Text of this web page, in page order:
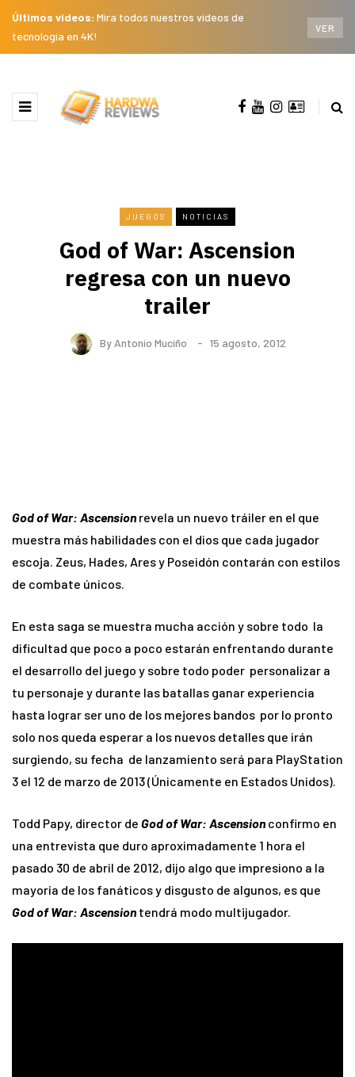
Últimos videos: Mira todos nuestros videos de
tecnología en 4K!
VER
JUEGOS NOTICIAS
God of War: Ascension
regresa con un nuevo
trailer
By Antonio Muciño 15 agosto, 2012
God of War: Ascension revela un nuevo tráiler en el que
muestra más habilidades con el dios que cada jugador
escoja. Zeus, Hades, Ares y Poseidón contarán con estilos
de combate únicos.
En esta saga se muestra mucha acción y sobre todo la
dificultad que poco a poco estarán enfrentando durante
el desarrollo del juego y sobre todo poder personalizar a
tu personaje y durante las batallas ganar experiencia
hasta lograr ser uno de los mejores bandos por lo pronto
solo nos queda esperar a los nuevos detalles que irán
surgiendo, su fecha de lanzamiento será para PlayStation
3 el 12 de marzo de 2013 (Únicamente en Estados Unidos).
Todd Papy, director de God of War: Ascension confirmo en
una entrevista que duro aproximadamente 1 hora el
pasado 30 de abril de 2012, dijo algo que impresiono a la
mayoría de los fanáticos y disgusto de algunos, es que
God of War: Ascension tendrá modo multijugador.